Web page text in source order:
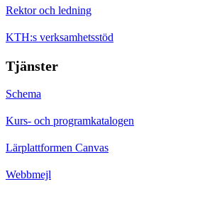
Rektor och ledning
KTH:s verksamhetsstöd
Tjänster
Schema
Kurs- och programkatalogen
Lärplattformen Canvas
Webbmejl